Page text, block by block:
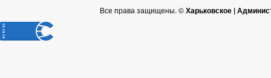
Все права защищены. ©Харьковское |